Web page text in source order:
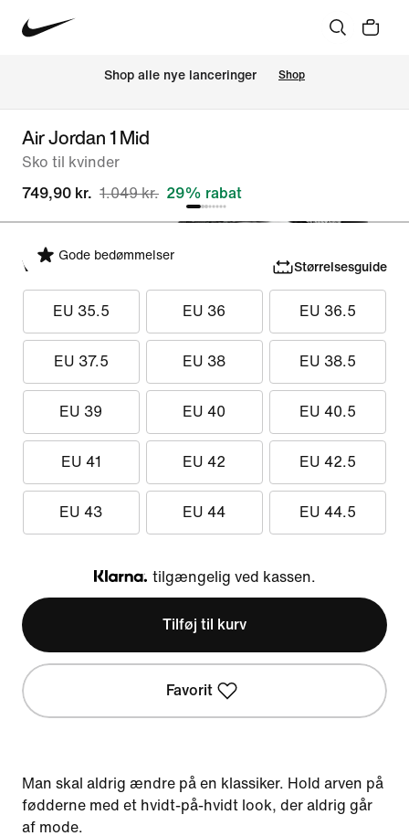
Shop alle nye lanceringer Shop
Air Jordan 1 Mid
Sko til kvinder
749,90 kr. 1.049 kr. 29% rabat
Gode bedømmelser
Vælg størrelse Størrelsesguide
EU 35.5 EU 36 EU 36.5
EU 37.5 EU 38 EU 38.5
EU 39 EU 40 EU 40.5
EU 41 EU 42 EU 42.5
EU 43 EU 44 EU 44.5
Klarna
tilgængelig ved kassen.
Tilføj til kurv
Favorit
Man skal aldrig ændre på en klassiker. Hold arven på
fødderne med et hvidt-på-hvidt look, der aldrig går
af mode.